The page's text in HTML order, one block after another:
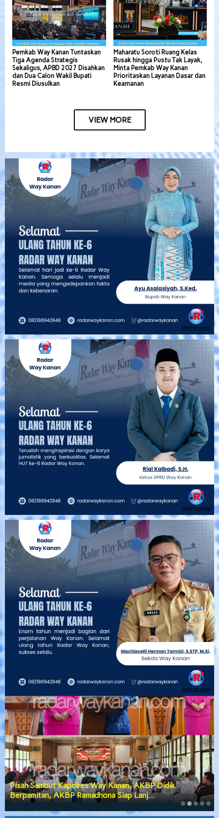
Pemkab Way Kanan Tuntaskan
Tiga Agenda Strategis
Sekaligus, APBD 2027 Disahkan
dan Dua Calon Wakil Bupati
Resmi Diusulkan
Maharatu Soroti Ruang Kelas
Rusak hingga Pustu Tak Layak,
Minta Pemkab Way Kanan
Prioritaskan Layanan Dasar dan
Keamanan
VIEW MORE
Pisah Sambut Kapolres Way Kanan, AKBP Didik
Berpamitan, AKBP Ramadhona Siap Lanj…